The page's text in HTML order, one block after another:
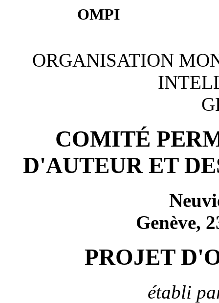
OMPI
ORGANISATION
COMITÉ
D'AUTEUR ET
Genève,
PROJET
établi